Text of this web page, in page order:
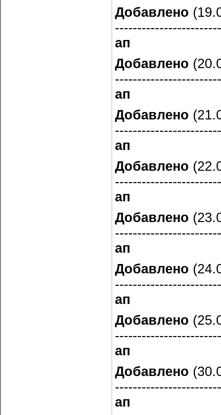
Добавлено
ап
Добавлено
ап
Добавлено
ап
Добавлено
ап
Добавлено
ап
Добавлено
ап
Добавлено
ап
Добавлено
ап